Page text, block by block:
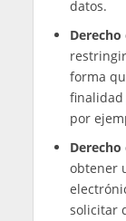
Diario.
identidad
Los datos
resulten
para
publicación.
Asimismo,
del uso de